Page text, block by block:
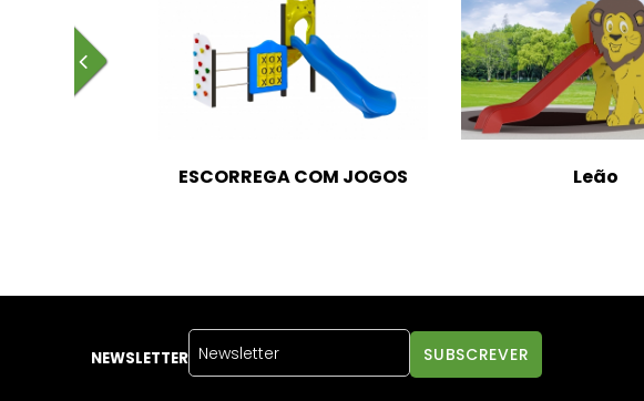
ESCORREGA COM JOGOS Leão
NEWSLETTER